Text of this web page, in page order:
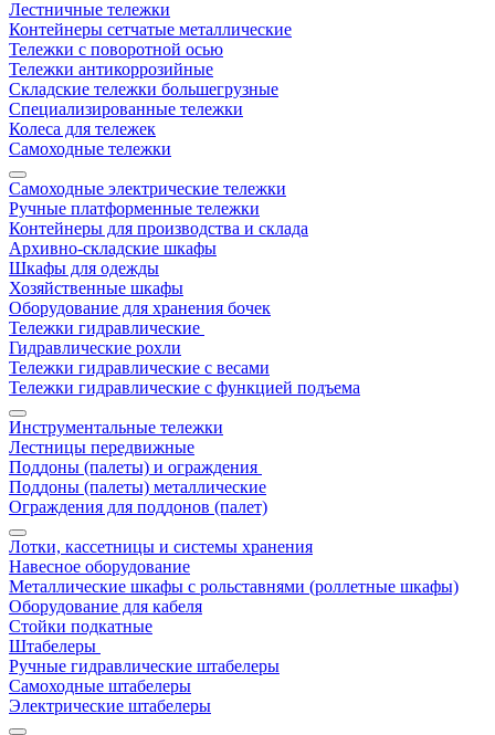
Лестничные тележки
Контейнеры сетчатые металлические
Тележки с поворотной осью
Тележки антикоррозийные
Складские тележки большегрузные
Специализированные тележки
Колеса для тележек
Самоходные тележки
Самоходные электрические тележки
Ручные платформенные тележки
Контейнеры для производства и склада
Архивно-складские шкафы
Шкафы для одежды
Хозяйственные шкафы
Оборудование для хранения бочек
Тележки гидравлические
Гидравлические рохли
Тележки гидравлические с весами
Тележки гидравлические с функцией подъема
Инструментальные тележки
Лестницы передвижные
Поддоны (палеты) и ограждения
Поддоны (палеты) металлические
Ограждения для поддонов (палет)
Лотки, кассетницы и системы хранения
Навесное оборудование
Металлические шкафы с рольставнями (роллетные шкафы)
Оборудование для кабеля
Стойки подкатные
Штабелеры
Ручные гидравлические штабелеры
Самоходные штабелеры
Электрические штабелеры